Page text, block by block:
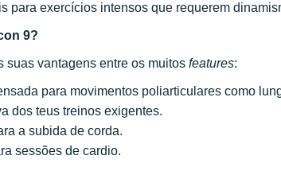
para exercícios intensos que requerem
9?
suas vantagens entre os muitos features:
para movimentos poliarticulares como
dos teus treinos exigentes.
a subida de corda.
sessões de cardio.